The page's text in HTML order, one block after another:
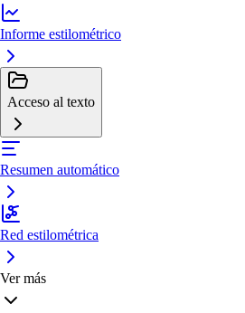
Informe estilométrico
Acceso al texto
Resumen automático
Red estilométrica
Ver más